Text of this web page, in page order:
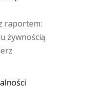
raportem:
żywnością